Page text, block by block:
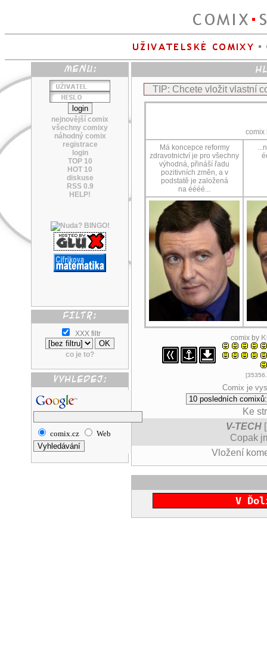
nejnovější comix
všechny comixy
náhodný comix
registrace
login
TOP 10
HOT 10
diskuse
RSS 0.9
HELP!
XXX filtr
co je to?
comix.cz Web
TIP: Chcete vložit vlastní
comix
Má koncepce reformy
zdravotnictví je pro všechny
výhodná, přináší řadu
pozitivních změn, a v
podstatě je založená
na éééé...
comix by
Comix je
Ke
V-TECH
Copak
Vložení
V